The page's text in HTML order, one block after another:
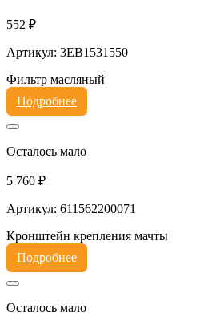
552 ₽
Артикул: 3EB1531550
Фильтр масляный
Подробнее
Осталось мало
5 760 ₽
Артикул: 611562200071
Кронштейн крепления мачты
Подробнее
Осталось мало